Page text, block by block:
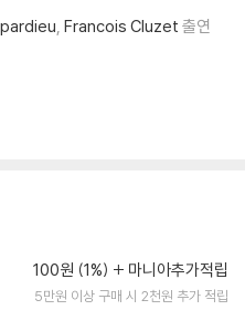
Francois Cluzet 출연
100원 (1%) 마니아추가적립
5만원 이상 구매 시 2천원 추가 적립